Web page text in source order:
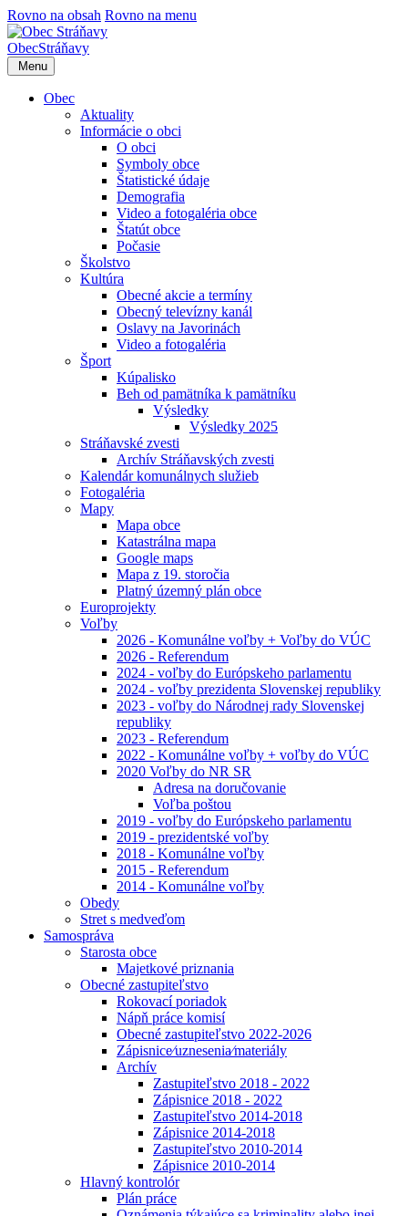
Rovno na obsah Rovno na menu
ObecStráňavy
Menu
Obec
Aktuality
Informácie o obci
O obci
Symboly obce
Štatistické údaje
Demografia
Video a fotogaléria obce
Štatút obce
Počasie
Školstvo
Kultúra
Obecné akcie a termíny
Obecný televízny kanál
Oslavy na Javorinách
Video a fotogaléria
Šport
Kúpalisko
Beh od pamätníka k pamätníku
Výsledky
Výsledky 2025
Stráňavské zvesti
Archív Stráňavských zvesti
Kalendár komunálnych služieb
Fotogaléria
Mapy
Mapa obce
Katastrálna mapa
Google maps
Mapa z 19. storočia
Platný územný plán obce
Europrojekty
Voľby
2026 - Komunálne voľby + Voľby do VÚC
2026 - Referendum
2024 - voľby do Európskeho parlamentu
2024 - voľby prezidenta Slovenskej republiky
2023 - voľby do Národnej rady Slovenskej
republiky
2023 - Referendum
2022 - Komunálne voľby + voľby do VÚC
2020 Voľby do NR SR
Adresa na doručovanie
Voľba poštou
2019 - voľby do Európskeho parlamentu
2019 - prezidentské voľby
2018 - Komunálne voľby
2015 - Referendum
2014 - Komunálne voľby
Obedy
Stret s medveďom
Samospráva
Starosta obce
Majetkové priznania
Obecné zastupiteľstvo
Rokovací poriadok
Nápň práce komisí
Obecné zastupiteľstvo 2022-2026
Zápisnice⁄uznesenia⁄materiály
Archív
Zastupiteľstvo 2018 - 2022
Zápisnice 2018 - 2022
Zastupiteľstvo 2014-2018
Zápisnice 2014-2018
Zastupiteľstvo 2010-2014
Zápisnice 2010-2014
Hlavný kontrolór
Plán práce